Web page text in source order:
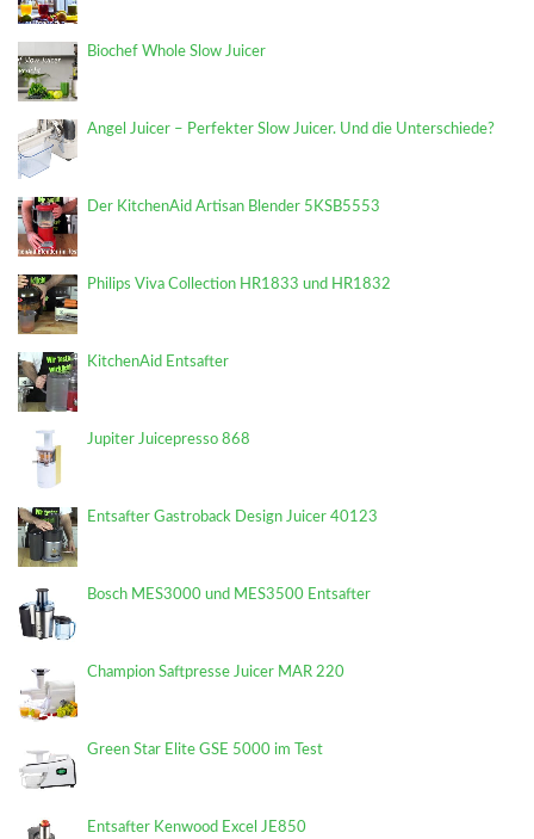
Biochef Whole Slow Juicer
Angel Juicer – Perfekter Slow Juicer. Und die Unterschiede?
Der KitchenAid Artisan Blender 5KSB5553
Philips Viva Collection HR1833 und HR1832
KitchenAid Entsafter
Jupiter Juicepresso 868
Entsafter Gastroback Design Juicer 40123
Bosch MES3000 und MES3500 Entsafter
Champion Saftpresse Juicer MAR 220
Green Star Elite GSE 5000 im Test
Entsafter Kenwood Excel JE850